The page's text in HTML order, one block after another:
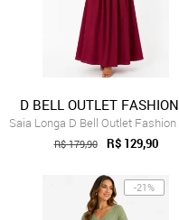
D BELL OUTLET FASHION
R$ 179,90 R$ 129,90
-21%